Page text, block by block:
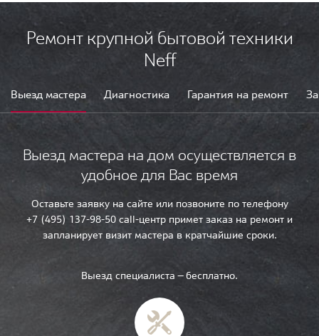
Ремонт крупной бытовой техники
Neff
Выезд мастера Диагностика Гарантия на ремонт
Выезд мастера на дом осуществляется в
удобное для Вас время
Оставьте заявку на сайте или позвоните по телефону
+7 (495) 137-98-50 call-центр примет заказ на ремонт и
запланирует визит мастера в кратчайшие сроки.
Выезд специалиста — бесплатно.